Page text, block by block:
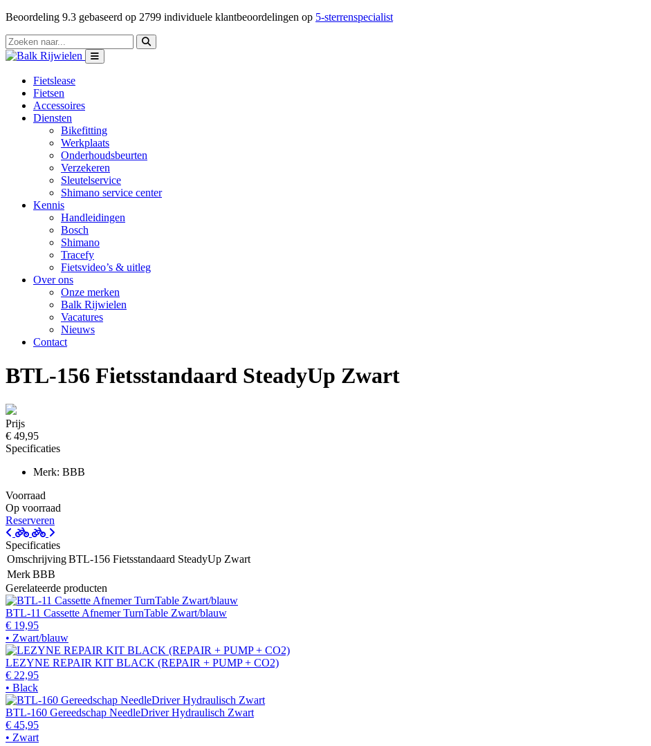
Beoordeling 9.3 gebaseerd op 2799 individuele klantbeoordelingen op 5-sterrenspecialist
Fietslease
Fietsen
Accessoires
Diensten
Bikefitting
Werkplaats
Onderhoudsbeurten
Verzekeren
Sleutelservice
Shimano service center
Kennis
Handleidingen
Bosch
Shimano
Tracefy
Fietsvideo’s & uitleg
Over ons
Onze merken
Balk Rijwielen
Vacatures
Nieuws
Contact
BTL-156 Fietsstandaard SteadyUp Zwart
Prijs
€ 49,95
Specificaties
Merk: BBB
Voorraad
Op voorraad
Reserveren
Specificaties
OmschrijvingBTL-156 Fietsstandaard SteadyUp Zwart
MerkBBB
Gerelateerde producten
BTL-11 Cassette Afnemer TurnTable Zwart/blauw
€ 19,95
• Zwart/blauw
LEZYNE REPAIR KIT BLACK (REPAIR + PUMP + CO2)
€ 22,95
• Black
BTL-160 Gereedschap NeedleDriver Hydraulisch Zwart
€ 45,95
• Zwart